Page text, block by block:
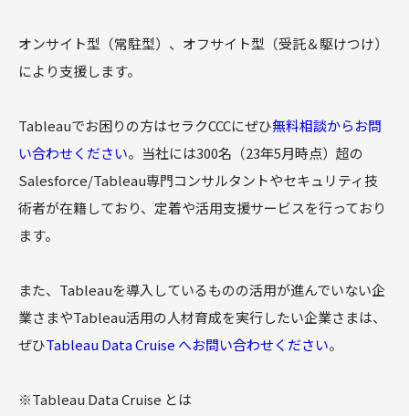
オンサイト型（常駐型）、オフサイト型（受託＆駆けつけ）
により支援します。
Tableauでお困りの方はセラクCCCにぜひ無料相談からお問
い合わせください。当社には300名（23年5月時点）超の
Salesforce/Tableau専門コンサルタントやセキュリティ技
術者が在籍しており、定着や活用支援サービスを行っており
ます。
また、Tableauを導入しているものの活用が進んでいない企
業さまやTableau活用の人材育成を実行したい企業さまは、
ぜひTableau Data Cruise へお問い合わせください。
※Tableau Data Cruise とは